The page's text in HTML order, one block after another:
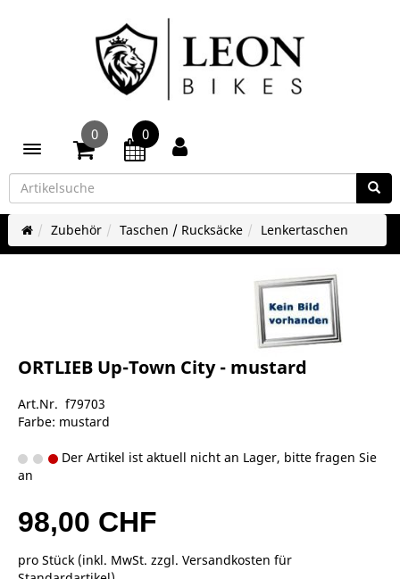
Toggle navigation
0 0
Zubehör Taschen / Rucksäcke Lenkertaschen
ORTLIEB Up-Town City - mustard
Art.Nr. f79703
Farbe: mustard
Der Artikel ist aktuell nicht an Lager, bitte fragen Sie
an
98,00 CHF
pro Stück (inkl. MwSt. zzgl. Versandkosten für